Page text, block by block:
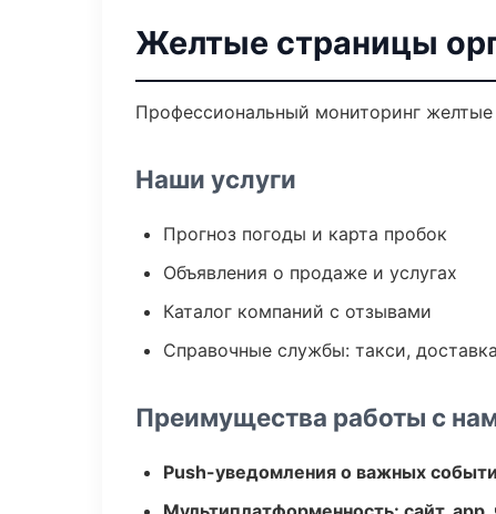
Желтые страницы
Профессиональный мониторинг
Наши услуги
Прогноз погоды и карта пробок
Объявления о продаже и услугах
Каталог компаний с отзывами
Справочные службы: такси,
Преимущества работы с
Push-уведомления о важных